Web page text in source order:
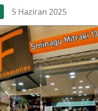
5 Haziran 2025